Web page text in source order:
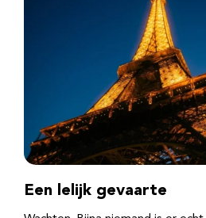
Een lelijk gevaarte